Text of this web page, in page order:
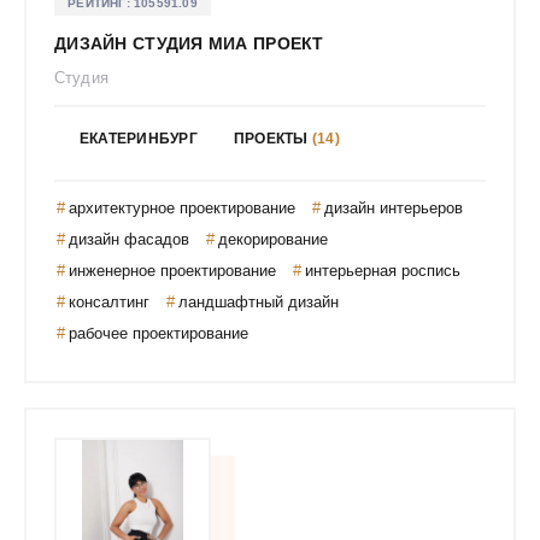
Кутлаева Оксана
Лаврова Ирина Алексеевна
Лалетина Анна Александровна
Ландшафтно-архитектурное бюро Prout
Ланщакова Анастасия Сергеевна
Ларионова Светлана Дмитриевна
Литвинова Кристина Олеговна
Логинова Ольга Сергеевна
РЕЙТИНГ: 105591.09
ДИЗАЙН СТУДИЯ МИА ПРОЕКТ
Студия
ЕКАТЕРИНБУРГ ПРОЕКТЫ (14)
архитектурное проектирование
дизайн интерьеров
дизайн фасадов
декорирование
инженерное проектирование
интерьерная роспись
консалтинг
ландшафтный дизайн
рабочее проектирование